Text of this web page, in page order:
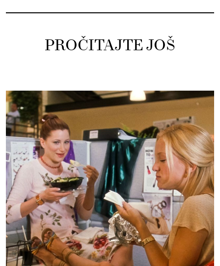
PROČITAJTE JOŠ